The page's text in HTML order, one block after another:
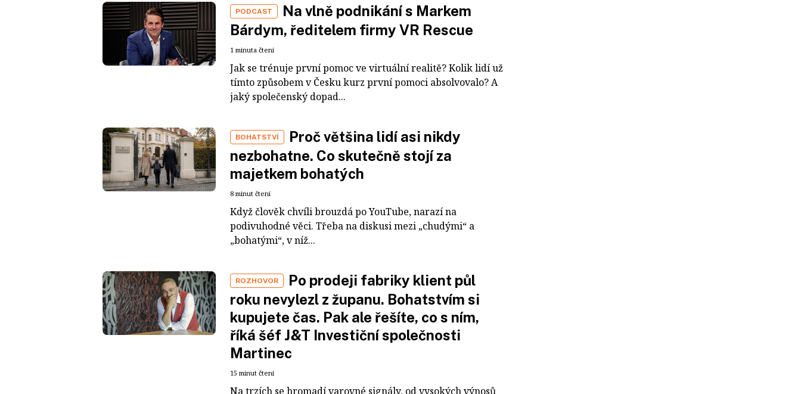
PODCAST
Na vlně podnikání s Markem
Bárdym, ředitelem firmy VR Rescue
1 minuta čtení
Jak se trénuje první pomoc ve virtuální realitě? Kolik lidí už
tímto způsobem v Česku kurz první pomoci absolvovalo? A
jaký společenský dopad...
BOHATSTVÍ
Proč většina lidí asi nikdy
nezbohatne. Co skutečně stojí za
majetkem bohatých
8 minut čtení
Když člověk chvíli brouzdá po YouTube, narazí na
podivuhodné věci. Třeba na diskusi mezi „chudými“ a
„bohatými“, v níž...
ROZHOVOR
Po prodeji fabriky klient půl
roku nevylezl z županu. Bohatstvím si
kupujete čas. Pak ale řešíte, co s ním,
říká šéf J&T Investiční společnosti
Martinec
15 minut čtení
Na trzích se hromadí varovné signály, od vysokých výnosů